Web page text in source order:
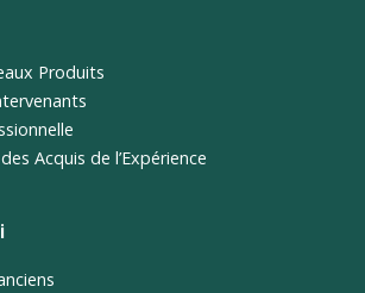
Produits
Acquis de l’Expérience